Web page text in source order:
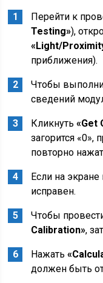
Перейти к
Testing»),
«Light/
приближения).
Чтобы
сведений
Кликнуть«Get
загорится «0»,
повторно
Если на
исправен.
Чтобы
Calibration»,
Нажать
должен быть